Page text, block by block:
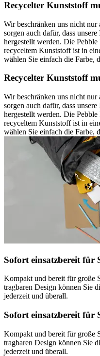
Recycelter Kunststoff
Wir beschränken uns nicht
sorgen auch dafür, dass
hergestellt werden. Die
recyceltem Kunststoff ist in
wählen Sie einfach die Farbe,
Recycelter Kunststoff
Wir beschränken uns nicht
sorgen auch dafür, dass
hergestellt werden. Die
recyceltem Kunststoff ist in
wählen Sie einfach die Farbe,
Sofort einsatzbereit für
Kompakt und bereit für große
tragbaren Design können Sie
jederzeit und überall.
Sofort einsatzbereit für
Kompakt und bereit für große
tragbaren Design können Sie
jederzeit und überall.